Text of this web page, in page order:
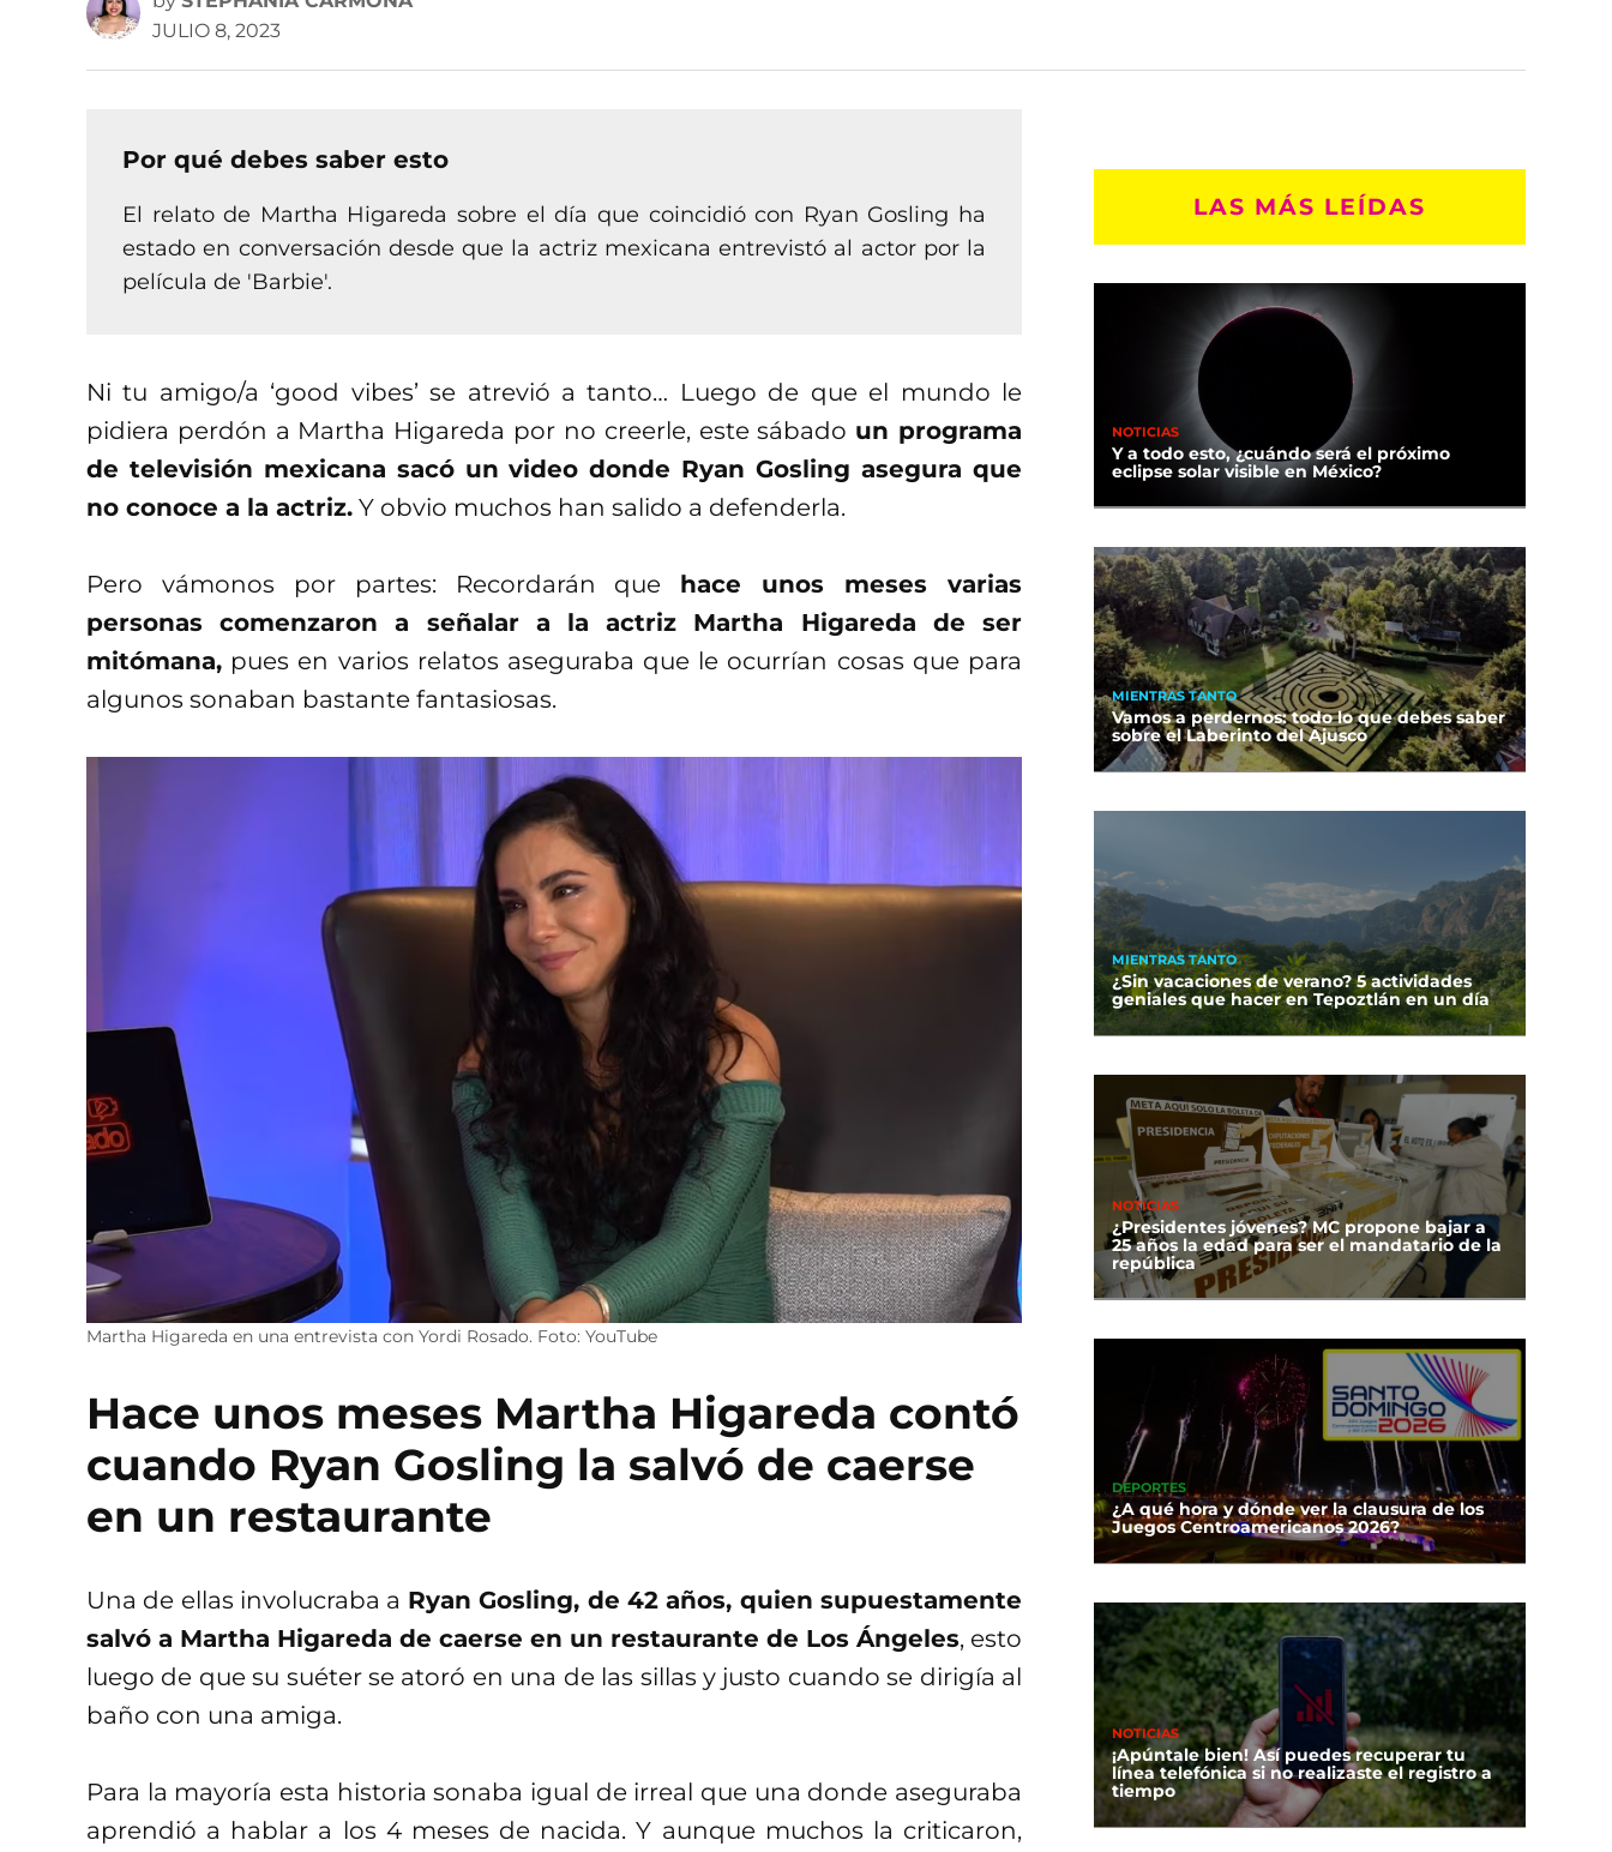
JULIO 8, 2023
Por qué debes saber esto
El relato de Martha Higareda sobre el día que coincidió con Ryan Gosling ha
estado en conversación desde que la actriz mexicana entrevistó al actor por la
película de 'Barbie'.
Ni tu amigo/a ‘good vibes’ se atrevió a tanto… Luego de que el mundo le
pidiera perdón a Martha Higareda por no creerle, este sábado un programa
de televisión mexicana sacó un video donde Ryan Gosling asegura que
no conoce a la actriz. Y obvio muchos han salido a defenderla.
Pero vámonos por partes: Recordarán que hace unos meses varias
personas comenzaron a señalar a la actriz Martha Higareda de ser
mitómana, pues en varios relatos aseguraba que le ocurrían cosas que para
algunos sonaban bastante fantasiosas.
Martha Higareda en una entrevista con Yordi Rosado. Foto: YouTube
Hace unos meses Martha Higareda contó
cuando Ryan Gosling la salvó de caerse
en un restaurante
Una de ellas involucraba a Ryan Gosling, de 42 años, quien supuestamente
salvó a Martha Higareda de caerse en un restaurante de Los Ángeles, esto
luego de que su suéter se atoró en una de las sillas y justo cuando se dirigía al
baño con una amiga.
Para la mayoría esta historia sonaba igual de irreal que una donde aseguraba
aprendió a hablar a los 4 meses de nacida. Y aunque muchos la criticaron,
LAS MÁS LEÍDAS
NOTICIAS
Y a todo esto, ¿cuándo será el próximo
eclipse solar visible en México?
MIENTRAS TANTO
Vamos a perdernos: todo lo que debes saber
sobre el Laberinto del Ajusco
MIENTRAS TANTO
¿Sin vacaciones de verano? 5 actividades
geniales que hacer en Tepoztlán en un día
NOTICIAS
¿Presidentes jóvenes? MC propone bajar a
25 años la edad para ser el mandatario de la
república
DEPORTES
¿A qué hora y dónde ver la clausura de los
Juegos Centroamericanos 2026?
NOTICIAS
¡Apúntale bien! Así puedes recuperar tu
línea telefónica si no realizaste el registro a
tiempo